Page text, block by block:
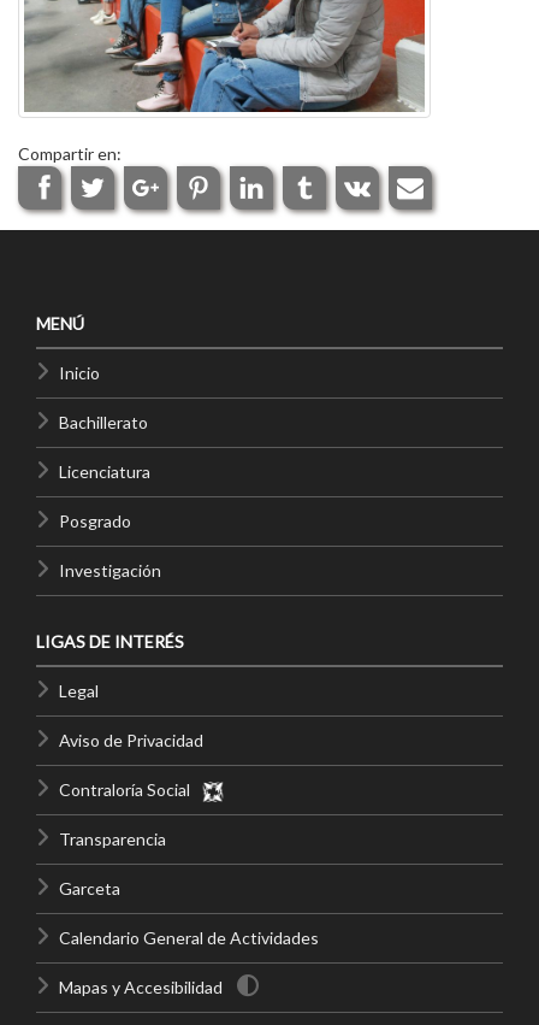
Compartir en:
MENÚ
Inicio
Bachillerato
Licenciatura
Posgrado
Investigación
LIGAS DE INTERÉS
Legal
Aviso de Privacidad
Contraloría Social
Transparencia
Garceta
Calendario General de Actividades
Mapas y Accesibilidad